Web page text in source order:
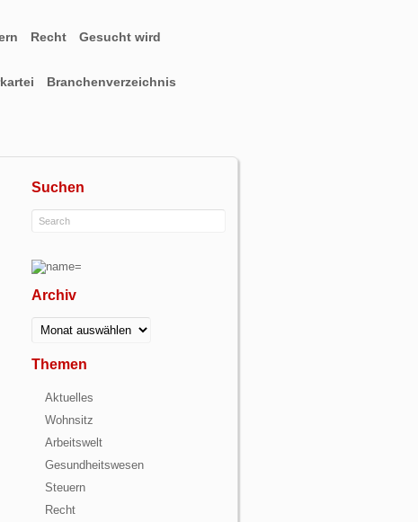
Recht Gesucht wird
Branchenverzeichnis
Suchen
Archiv
Archiv
Themen
Aktuelles
Wohnsitz
Arbeitswelt
Gesundheitswesen
Steuern
Recht